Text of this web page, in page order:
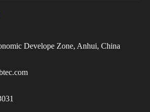
Develope Zone, Anhui, China